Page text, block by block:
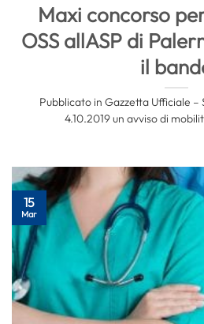
Maxi concorso
OSS allASP di
il
Pubblicato in Gazzetta Ufficiale –
4.10.2019 un avviso di
15
Mar